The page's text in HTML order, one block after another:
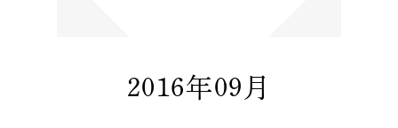
2016年09月